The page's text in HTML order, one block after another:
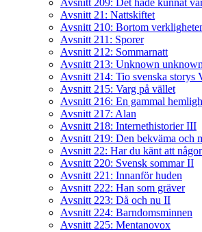
Avsnitt 209: Det hade kunnat
Avsnitt 21: Nattskiftet
Avsnitt 210: Bortom
Avsnitt 211: Sporer
Avsnitt 212: Sommarnatt
Avsnitt 213: Unknown
Avsnitt 214: Tio svenska storys
Avsnitt 215: Varg på vället
Avsnitt 216: En gammal
Avsnitt 217: Alan
Avsnitt 218: Internethistorier III
Avsnitt 219: Den bekväma och
Avsnitt 22: Har du känt att
Avsnitt 220: Svensk sommar II
Avsnitt 221: Innanför huden
Avsnitt 222: Han som gräver
Avsnitt 223: Då och nu II
Avsnitt 224: Barndomsminnen
Avsnitt 225: Mentanovox